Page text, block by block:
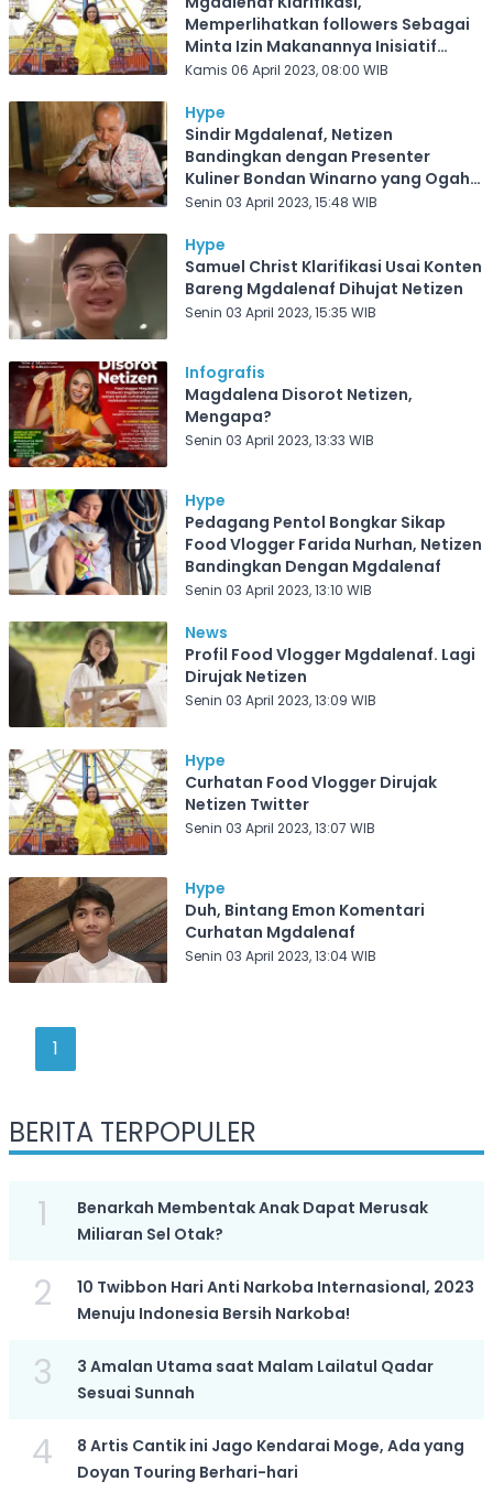
Memperlihatkan followers Sebagai
Minta Izin Makanannya Inisiatif
Dibayar Sendiri
Kamis 06 April 2023, 08:00 WIB
Hype
Sindir Mgdalenaf, Netizen
Bandingkan dengan Presenter
Kuliner Bondan Winarno yang Ogah
Gratisan Tiap Review Makanan
Senin 03 April 2023, 15:48 WIB
Hype
Samuel Christ Klarifikasi Usai Konten
Bareng Mgdalenaf Dihujat Netizen
Senin 03 April 2023, 15:35 WIB
Infografis
Magdalena Disorot Netizen,
Mengapa?
Senin 03 April 2023, 13:33 WIB
Hype
Pedagang Pentol Bongkar Sikap
Food Vlogger Farida Nurhan, Netizen
Bandingkan Dengan Mgdalenaf
Senin 03 April 2023, 13:10 WIB
News
Profil Food Vlogger Mgdalenaf. Lagi
Dirujak Netizen
Senin 03 April 2023, 13:09 WIB
Hype
Curhatan Food Vlogger Dirujak
Netizen Twitter
Senin 03 April 2023, 13:07 WIB
Hype
Duh, Bintang Emon Komentari
Curhatan Mgdalenaf
Senin 03 April 2023, 13:04 WIB
1
BERITA TERPOPULER
1
Benarkah Membentak Anak Dapat Merusak
Miliaran Sel Otak?
2
10 Twibbon Hari Anti Narkoba Internasional, 2023
Menuju Indonesia Bersih Narkoba!
3
3 Amalan Utama saat Malam Lailatul Qadar
Sesuai Sunnah
4
8 Artis Cantik ini Jago Kendarai Moge, Ada yang
Doyan Touring Berhari-hari